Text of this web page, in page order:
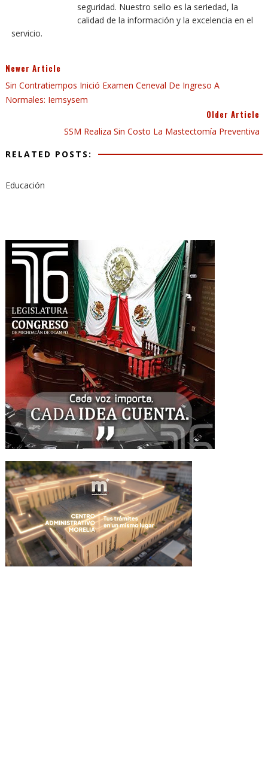
seguridad. Nuestro sello es la seriedad, la
calidad de la información y la excelencia en el
servicio.
Newer Article
Sin Contratiempos Inició Examen Ceneval De Ingreso A
Normales: Iemsysem
Older Article
SSM Realiza Sin Costo La Mastectomía Preventiva
RELATED POSTS:
Educación